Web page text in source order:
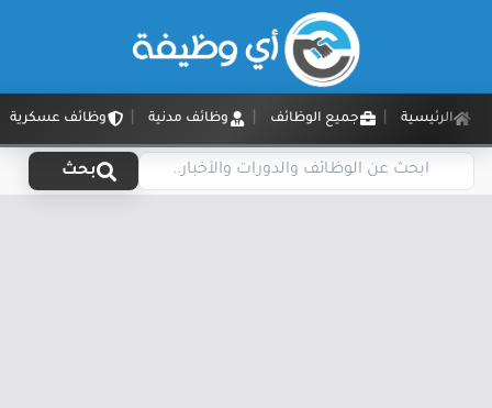
الرئيسية جميع الوظائف وظائف مدنية وظائف عسكرية
بحث